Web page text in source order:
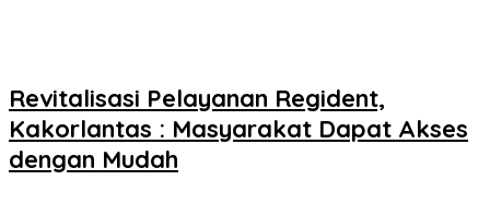
Revitalisasi Pelayanan Regident,
Kakorlantas : Masyarakat Dapat Akses
dengan Mudah